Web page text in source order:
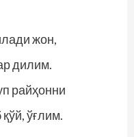
жон,
дилим.
райҳонни
ўғлим.